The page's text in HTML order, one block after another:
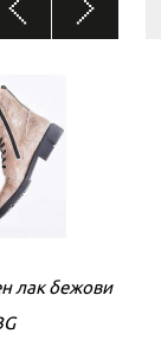
лак бежови